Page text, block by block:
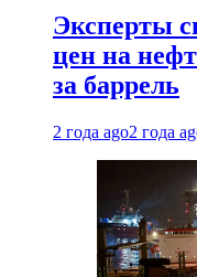
Эксперты
цен на
за баррель
2 года ago2 года